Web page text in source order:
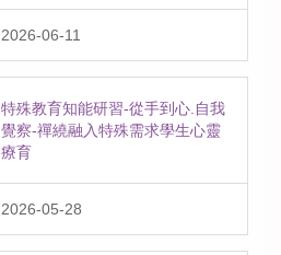
2026-06-11
特殊教育知能研習-從手到心.自我
覺察-禪繞融入特殊需求學生心靈
療育
2026-05-28